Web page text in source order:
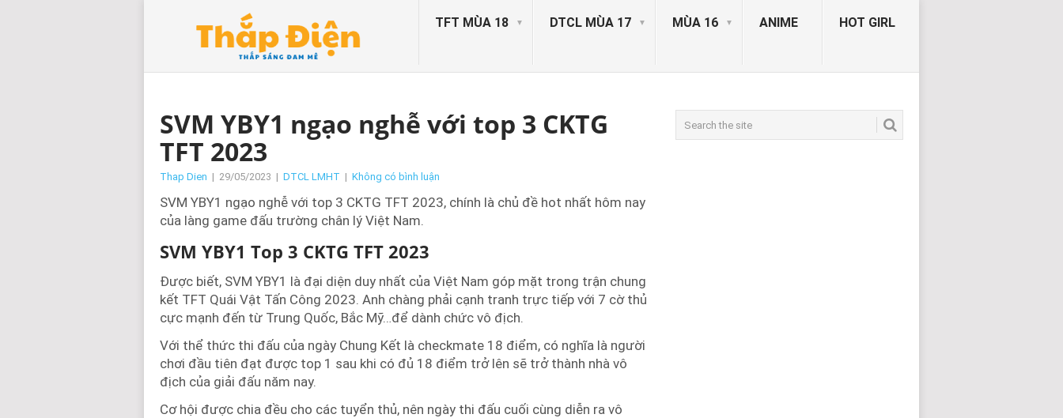
TFT MÙA 18 DTCL MÙA 17 MÙA 16 ANIME HOT GIRL
SVM YBY1 ngạo nghễ với top 3 CKTG
TFT 2023
Thap Dien | 29/05/2023 | DTCL LMHT | Không có bình luận
SVM YBY1 ngạo nghễ với top 3 CKTG TFT 2023, chính là chủ đề hot nhất hôm nay
của làng game đấu trường chân lý Việt Nam.
SVM YBY1 Top 3 CKTG TFT 2023
Được biết, SVM YBY1 là đại diện duy nhất của Việt Nam góp mặt trong trận chung
kết TFT Quái Vật Tấn Công 2023. Anh chàng phải cạnh tranh trực tiếp với 7 cờ thủ
cực mạnh đến từ Trung Quốc, Bắc Mỹ…để dành chức vô địch.
Với thể thức thi đấu của ngày Chung Kết là checkmate 18 điểm, có nghĩa là người
chơi đầu tiên đạt được top 1 sau khi có đủ 18 điểm trở lên sẽ trở thành nhà vô
địch của giải đấu năm nay.
Cơ hội được chia đều cho các tuyển thủ, nên ngày thi đấu cuối cùng diễn ra vô